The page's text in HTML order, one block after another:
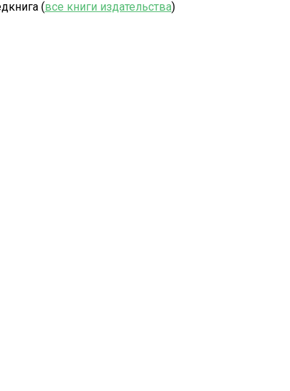
(все книги издательства)